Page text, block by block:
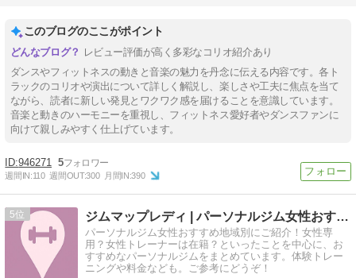
このブログのここがポイント
レビュー評価が高く多彩なコリオ紹介あり
ダンスやフィットネスの動きと音楽の魅力を丹念に伝える内容です。各ト
ラックのコリオや演出について詳しく解説し、楽しさや工夫に焦点を当て
ながら、読者に新しい発見とワクワク感を届けることを意識しています。
音楽と動きのハーモニーを重視し、フィットネス愛好者やダンスファンに
向けて親しみやすく仕上げています。
946271 5
週間IN:110 週間OUT:300 月間IN:390
5 ジムマップレディ | パーソナルジム女性おすすめ地域別
パーソナルジム女性おすすめ地域別にご紹介！女性専
用？女性トレーナーは在籍？といったことを中心に、お
すすめなパーソナルジムをまとめています。体験トレー
ニングや料金なども。ご参考にどうぞ！